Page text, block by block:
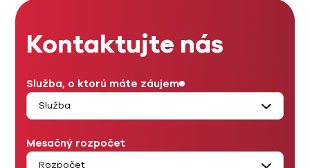
Kontaktujte nás
Služba, o ktorú máte záujem
Mesačný rozpočet